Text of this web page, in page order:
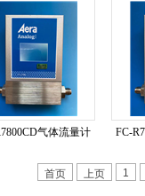
气体流量计 FC-
首页 上页 1